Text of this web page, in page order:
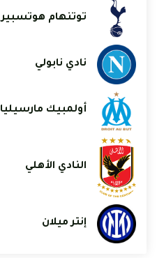
توتنهام هوتسبير
نادي نابولي
أولمبيك مارسيليا
النادي الأهلي
إنتر ميلان